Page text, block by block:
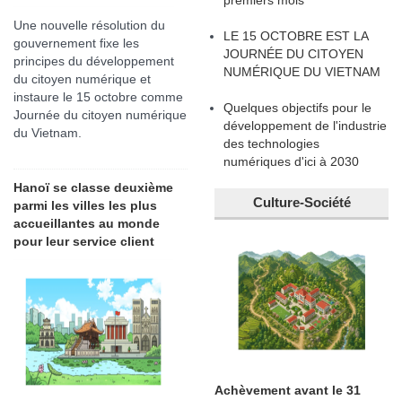
Une nouvelle résolution du
gouvernement fixe les
principes du développement
du citoyen numérique et
instaure le 15 octobre comme
Journée du citoyen numérique
du Vietnam.
Hanoï se classe deuxième
parmi les villes les plus
accueillantes au monde
pour leur service client
LE 15 OCTOBRE EST LA
JOURNÉE DU CITOYEN
NUMÉRIQUE DU VIETNAM
Quelques objectifs pour le
développement de l'industrie
des technologies
numériques d'ici à 2030
Culture-Société
Achèvement avant le 31